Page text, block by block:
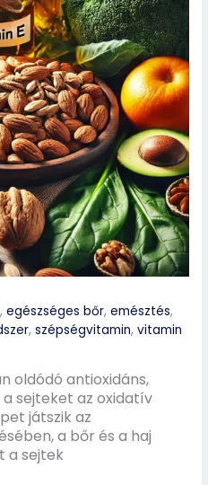
,egészséges bőr,emésztés,
,szépségvitamin,vitamin
oldódó antioxidáns,
sejteket az oxidatív
játszik az
a bőr és a haj
a sejtek